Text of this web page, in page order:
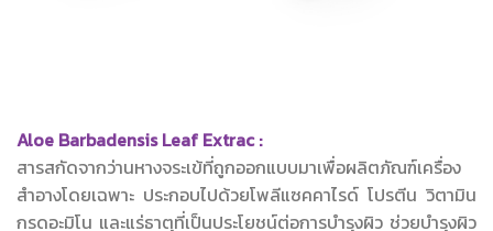
Aloe Barbadensis Leaf Extrac :
สารสกัดจากว่านหางจระเข้ที่ถูกออกแบบมาเพื่อผลิตภัณฑ์เครื่อง
สำอางโดยเฉพาะ ประกอบไปด้วยโพลีแซคคาไรด์ โปรตีน วิตามิน
กรดอะมิโน และแร่ธาตุที่เป็นประโยชน์ต่อการบำรุงผิว ช่วยบำรุงผิว